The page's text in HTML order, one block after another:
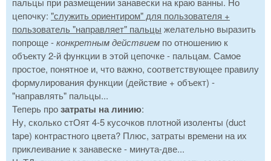
цепочку: "служить ориентиром" для пользователя +
пользователь "направляет" пальцы желательно выразить
попроще -конкретным действием по отношению к
объекту 2-й функции в этой цепочке - пальцам. Самое
простое, понятное и, что важно, соответствующее правилу
формулирования функции (действие + объект) -
"направлять" пальцы...
Теперь прозатраты на линию:
Ну, сколько стОят 4-5 кусочков плотной изоленты (duct
tape) контрастного цвета? Плюс, затраты времени на их
приклеивание к занавеске - минута-две...